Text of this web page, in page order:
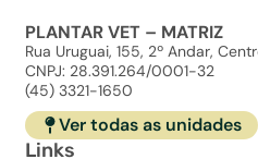
PLANTAR VET – MATRIZ
Rua Uruguai, 155, 2º Andar,
CNPJ: 28.391.264/0001-32
(45) 3321-1650
Ver todas as unidades
Links